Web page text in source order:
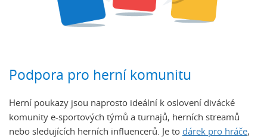
Podpora pro herní komunitu
Herní poukazy jsou naprosto ideální k oslovení divácké
komunity e-sportových týmů a turnajů, herních streamů
nebo sledujících herních influencerů. Je to dárek pro hráče,